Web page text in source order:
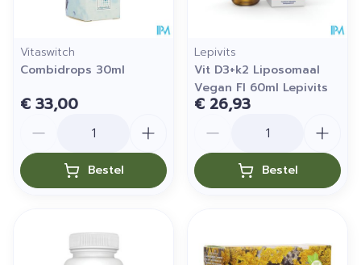
Vitaswitch
Combidrops 30ml
€ 33,00
Bestel
Lepivits
Vit D3+k2 Liposomaal
Vegan Fl 60ml Lepivits
€ 26,93
Bestel